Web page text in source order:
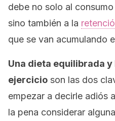
debe no solo al
sino también a la
que se van acumulando
Una dieta equilibrada
ejercicio son las dos
empezar a decirle adiós
la pena considerar